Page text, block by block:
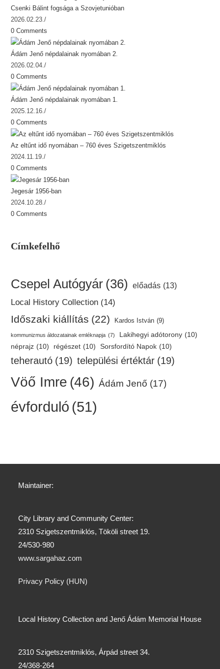
Csenki Bálint fogsága a Szovjetunióban
2026.02.23./
0 Comments
Ádám Jenő népdalainak nyomában 2.
2026.02.04./
0 Comments
Ádám Jenő népdalainak nyomában 1.
2025.12.16./
0 Comments
Az eltűnt idő nyomában – 760 éves Szigetszentmiklós
2024.11.19./
0 Comments
Jegesár 1956-ban
2024.10.28./
0 Comments
Címkefelhő
Csepel Autógyár (36) előadás (13)
Local History Collection (14)
Időszaki kiállítás (22) Kardos István (9)
kommunizmus áldozatainak emléknapja (7) Lakihegyi adótorony (10)
néprajz (10) régészet (10) Sorsfordító Napok (10)
teherautó (19) települési értéktár (19)
Vöő Imre (46) Ádám Jenő (17)
évforduló (51)
Maintainer:
City Library and Community Center:
2310 Szigetszentmiklós, Tököli street 19.
24/530-980
www.sargahaz.com
Privacy Policy (HUN)
Local History Collection and Jenő Ádám Memorial House
2310 Szigetszentmiklós, Árpád street 34.
24/368-264